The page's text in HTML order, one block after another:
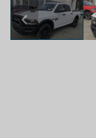
Previous